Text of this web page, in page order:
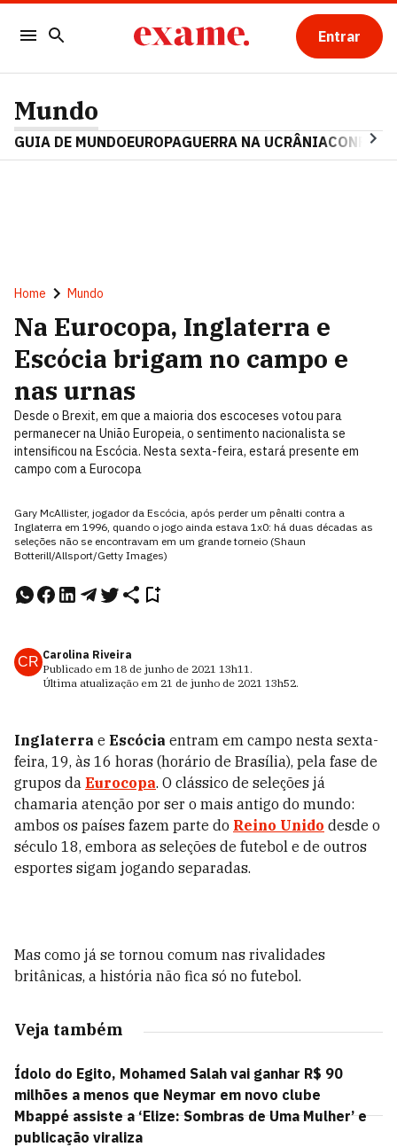
Entrar
Mundo
GUIA DE MUNDOEUROPAGUERRA NA UCRÂNIA
Home Mundo
Na Eurocopa, Inglaterra e
Escócia brigam no campo e
nas urnas
Desde o Brexit, em que a maioria dos escoceses votou para
permanecer na União Europeia, o sentimento nacionalista se
intensificou na Escócia. Nesta sexta-feira, estará presente em
campo com a Eurocopa
Gary McAllister, jogador da Escócia, após perder um pênalti contra a
Inglaterra em 1996, quando o jogo ainda estava 1x0: há duas décadas as
seleções não se encontravam em um grande torneio (Shaun
Botterill/Allsport/Getty Images)
CR Carolina Riveira
Publicado em 18 de junho de 2021 13h11.
Última atualização em 21 de junho de 2021 13h52.
Inglaterra e Escócia entram em campo nesta sexta-
feira, 19, às 16 horas (horário de Brasília), pela fase de
grupos da Eurocopa. O clássico de seleções já
chamaria atenção por ser o mais antigo do mundo:
ambos os países fazem parte do Reino Unido desde o
século 18, embora as seleções de futebol e de outros
esportes sigam jogando separadas.
Mas como já se tornou comum nas rivalidades
britânicas, a história não fica só no futebol.
Veja também
Ídolo do Egito, Mohamed Salah vai ganhar R$ 90
milhões a menos que Neymar em novo clube
Mbappé assiste a ‘Elize: Sombras de Uma Mulher’ e
publicação viraliza